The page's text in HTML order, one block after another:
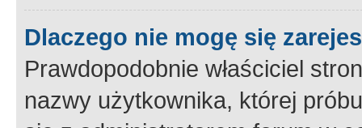
Dlaczego nie mogę się
Prawdopodobnie właściciel
nazwy użytkownika, której